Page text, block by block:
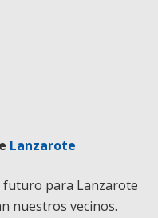
Lanzarote
para Lanzarote
nuestros vecinos.